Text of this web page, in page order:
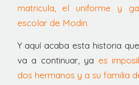
matricula, el uniforme y
escolar de Modin.
Y aquí acaba esta historia
va a continuar, ya es
dos hermanos y a su familia